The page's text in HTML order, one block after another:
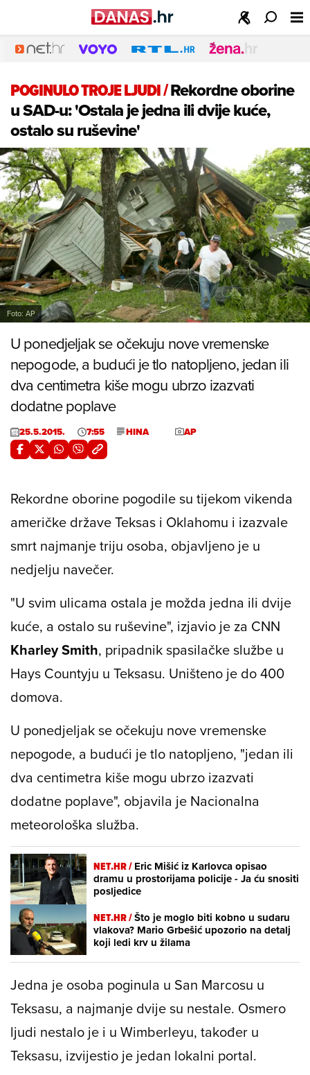
POGINULO TROJE LJUDI/Rekordne oborine
u SAD-u: 'Ostala je jedna ili dvije kuće,
ostalo su ruševine'
Foto: AP
U ponedjeljak se očekuju nove vremenske
nepogode, a budući je tlo natopljeno, jedan ili
dva centimetra kiše mogu ubrzo izazvati
dodatne poplave
25.5.2015. 7:55 HINA AP
Rekordne oborine pogodile su tijekom vikenda
američke države Teksas i Oklahomu i izazvale
smrt najmanje triju osoba, objavljeno je u
nedjelju navečer.
"U svim ulicama ostala je možda jedna ili dvije
kuće, a ostalo su ruševine", izjavio je za CNN
Kharley Smith, pripadnik spasilačke službe u
Hays Countyju u Teksasu. Uništeno je do 400
domova.
U ponedjeljak se očekuju nove vremenske
nepogode, a budući je tlo natopljeno, "jedan ili
dva centimetra kiše mogu ubrzo izazvati
dodatne poplave", objavila je Nacionalna
meteorološka služba.
NET.HR /Eric Mišić iz Karlovca opisao
dramu u prostorijama policije - Ja ću snositi
posljedice
NET.HR /Što je moglo biti kobno u sudaru
vlakova? Mario Grbešić upozorio na detalj
koji ledi krv u žilama
Jedna je osoba poginula u San Marcosu u
Teksasu, a najmanje dvije su nestale. Osmero
ljudi nestalo je i u Wimberleyu, također u
Teksasu, izvijestio je jedan lokalni portal.